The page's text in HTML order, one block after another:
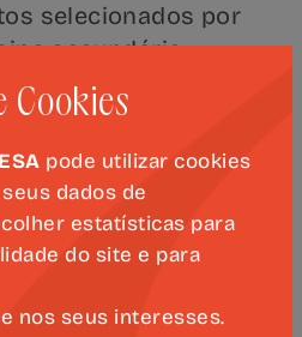
selecionados por
secundário,
crítica e
camoniano.
a presença de Rui
Paulo Silva Pereira
membros da
das
500 anos do
Cookies
pode utilizar cookies
dados de
estatísticas para
do site e para
nos seus interesses.